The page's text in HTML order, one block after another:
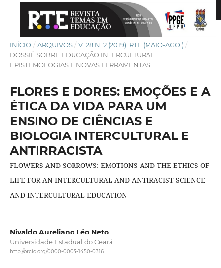
INÍCIO / ARQUIVOS / V. 28 N. 2 (2019): RTE (MAIO-AGO.) /
DOSSIÊ SOBRE EDUCAÇÃO INTERCULTURAL:
EPISTEMOLOGIAS E NOVAS FERRAMENTAS
FLORES E DORES: EMOÇÕES E A
ÉTICA DA VIDA PARA UM
ENSINO DE CIÊNCIAS E
BIOLOGIA INTERCULTURAL E
ANTIRRACISTA
FLOWERS AND SORROWS: EMOTIONS AND THE ETHICS OF
LIFE FOR AN INTERCULTURAL AND ANTIRACIST SCIENCE
AND INTERCULTURAL EDUCATION
Nivaldo Aureliano Léo Neto
Universidade Estadual do Ceará
http://orcid.org/0000-0003-1450-0316